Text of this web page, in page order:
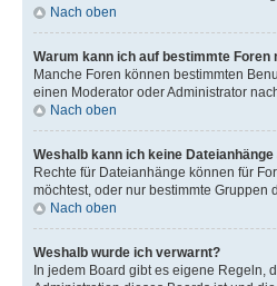
Nach oben
Warum kann ich auf bestimmte Foren
Manche Foren können bestimmten
einen Moderator oder Administrator
Nach oben
Weshalb kann ich keine Dateianhänge
Rechte für Dateianhänge können für
möchtest, oder nur bestimmte Gruppen
Nach oben
Weshalb wurde ich verwarnt?
In jedem Board gibt es eigene Regeln,